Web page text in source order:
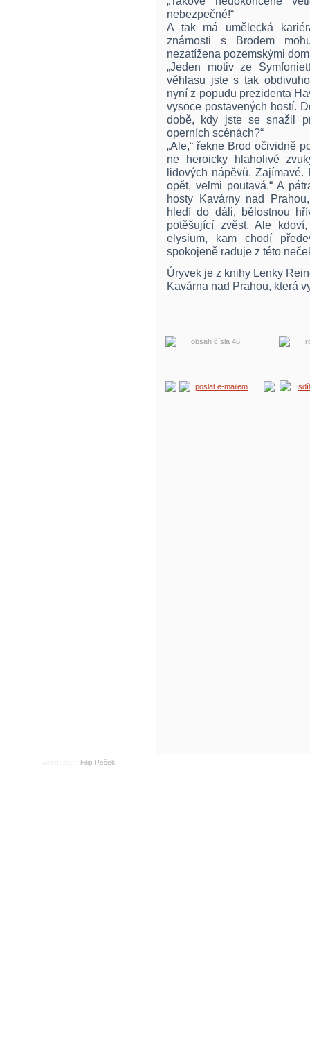
nebezpečné!“
A tak má umělecká
známosti s Brodem
nezatížena pozemskými
„Jeden motiv ze
věhlasu jste s tak
nyní z popudu prezidenta
vysoce postavených hostí.
době, kdy jste se snažil
operních scénách?“
„Ale,“ řekne Brod očividně
ne heroicky hlaholivé
lidových nápěvů.
opět, velmi poutavá.“ A
hosty Kavárny nad
hledí do dáli, bělostnou
potěšující zvěst. Ale
elysium, kam chodí
spokojeně raduje z této
Úryvek je z knihy Lenky
Kavárna nad Prahou, která
obsah čísla 46
poslat e-mailem
Filip Pešek